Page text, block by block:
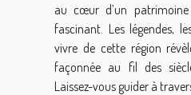
au cœur d’un
fascinant. Les légendes,
vivre de cette région
façonnée au fil des
Laissez-vous guider à